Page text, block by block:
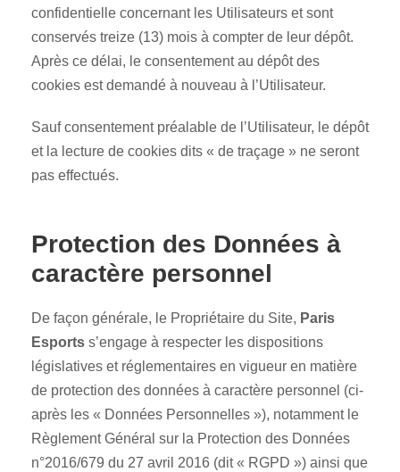
confidentielle concernant les Utilisateurs et sont
conservés treize (13) mois à compter de leur dépôt.
Après ce délai, le consentement au dépôt des
cookies est demandé à nouveau à l’Utilisateur.
Sauf consentement préalable de l’Utilisateur, le dépôt
et la lecture de cookies dits « de traçage » ne seront
pas effectués.
Protection des Données à
caractère personnel
De façon générale, le Propriétaire du Site, Paris
Esports s’engage à respecter les dispositions
législatives et réglementaires en vigueur en matière
de protection des données à caractère personnel (ci-
après les « Données Personnelles »), notamment le
Règlement Général sur la Protection des Données
n°2016/679 du 27 avril 2016 (dit « RGPD ») ainsi que